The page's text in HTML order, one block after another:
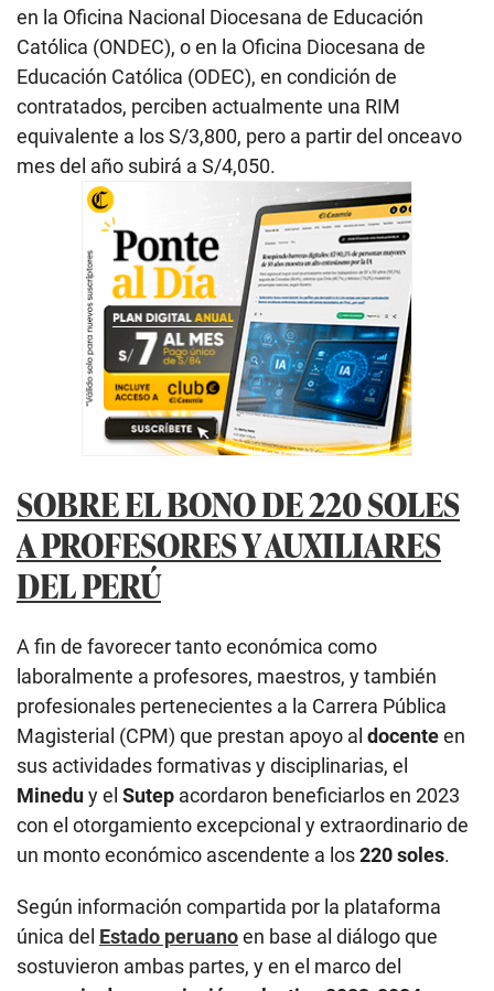
en la Oficina Nacional Diocesana de Educación
Católica (ONDEC), o en la Oficina Diocesana de
Educación Católica (ODEC), en condición de
contratados, perciben actualmente una RIM
equivalente a los S/3,800, pero a partir del onceavo
mes del año subirá a S/4,050.
SOBRE EL BONO DE 220 SOLES
A PROFESORES Y AUXILIARES
DEL PERÚ
A fin de favorecer tanto económica como
laboralmente a profesores, maestros, y también
profesionales pertenecientes a la Carrera Pública
Magisterial (CPM) que prestan apoyo al docenteen
sus actividades formativas y disciplinarias, el
Mineduy el Sutep acordaron beneficiarlos en 2023
con el otorgamiento excepcional y extraordinario de
un monto económico ascendente a los220 soles.
Según información compartida por la plataforma
única del Estado peruanoen base al diálogo que
sostuvieron ambas partes, y en el marco del